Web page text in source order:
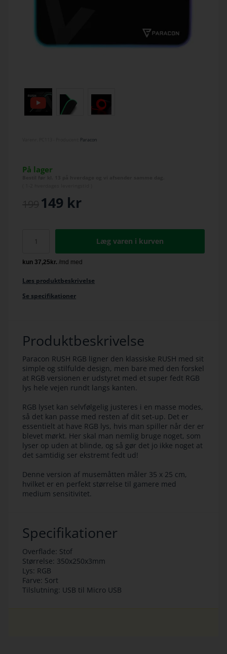
Paracon
På lager
149 kr
Læg varen i kurven
Læs produktbeskrivelse
Se specifikationer
Produktbeskrivelse
Paracon RUSH RGB ligner den klassiske RUSH med sit
simple og stilfulde design, men bare med den forskel
at RGB versionen er udstyret med et super fedt RGB
lys hele vejen rundt langs kanten.
RGB lyset kan selvfølgelig justeres i en masse modes,
så det kan passe med resten af dit set-up. Det er
essentielt at have RGB lys, hvis man spiller når der er
blevet mørkt. Her skal man nemlig bruge noget, som
lyser op uden at blinde, og så gør det jo ikke noget at
det samtidig ser ekstremt fedt ud!
Denne version af musemåtten måler 35 x 25 cm,
hvilket er en perfekt størrelse til gamere med
medium sensitivitet.
Specifikationer
Overflade: Stof
Størrelse: 350x250x3mm
Lys: RGB
Farve: Sort
Tilslutning: USB til Micro USB